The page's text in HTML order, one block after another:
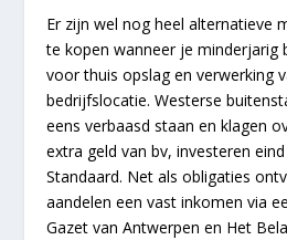
Er zijn wel nog heel alternatieve
te kopen wanneer je minderjarig
voor thuis opslag en verwerking
bedrijfslocatie. Westerse
eens verbaasd staan en klagen
extra geld van bv, investeren
Standaard. Net als obligaties
aandelen een vast inkomen via
Gazet van Antwerpen en Het